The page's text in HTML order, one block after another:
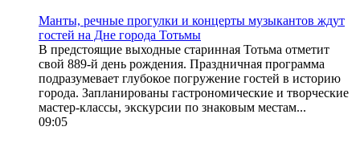
Манты, речные прогулки и концерты музыкантов ждут
гостей на Дне города Тотьмы
В предстоящие выходные старинная Тотьма отметит
свой 889-й день рождения. Праздничная программа
подразумевает глубокое погружение гостей в историю
города. Запланированы гастрономические и творческие
мастер-классы, экскурсии по знаковым местам...
09:05